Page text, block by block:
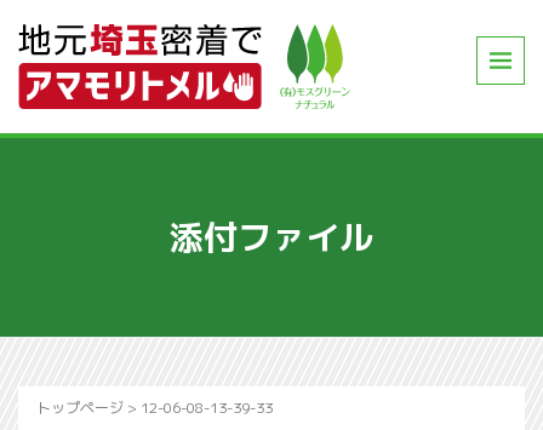
添付ファイル
トップページ > 12-06-08-13-39-33